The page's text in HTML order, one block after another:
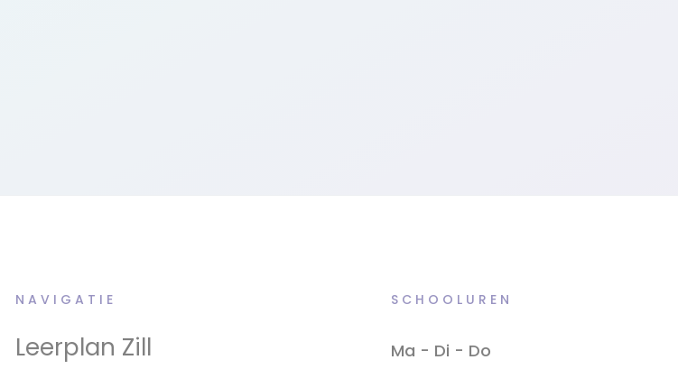
NAVIGATIE
Leerplan Zill
SCHOOLUREN
Ma - Di - Do